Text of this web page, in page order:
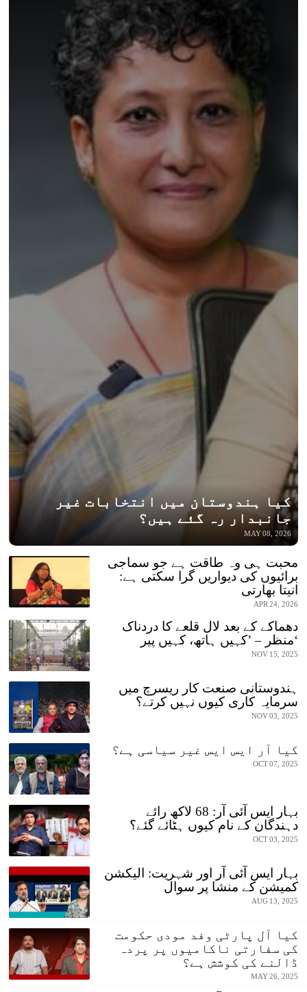
کیا ہندوستان میں انتخابات غیر
جانبدار رہ گئے ہیں؟
MAY 08, 2026
محبت ہی وہ طاقت ہے جو سماجی
برائیوں کی دیواریں گرا سکتی ہے:
انیتا بھارتی
APR 24, 2026
دھماکے کے بعد لال قلعے کا دردناک
منظر – ’کہیں ہاتھ، کہیں پیر‘
NOV 15, 2025
ہندوستانی صنعت کار ریسرچ میں
سرمایہ کاری کیوں نہیں کرتے؟
NOV 03, 2025
کیا آر ایس ایس غیر سیاسی ہے؟
OCT 07, 2025
بہار ایس آئی آر: 68 لاکھ رائے
دہندگان کے نام کیوں ہٹائے گئے؟
OCT 03, 2025
بہار ایس آئی آر اور شہریت: الیکشن
کمیشن کے منشا پر سوال
AUG 13, 2025
کیا آل پارٹی وفد مودی حکومت
کی سفارتی ناکامیوں پر پردہ
ڈالنے کی کوشش ہے؟
MAY 26, 2025